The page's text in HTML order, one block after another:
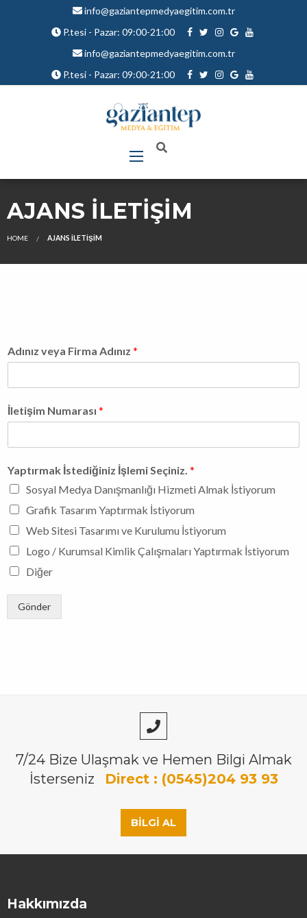
info@gaziantepmedyaegitim.com.tr
P.tesi - Pazar: 09:00-21:00
info@gaziantepmedyaegitim.com.tr
P.tesi - Pazar: 09:00-21:00
AJANS İLETIŞIM
HOME AJANS İLETIŞIM
Adınız veya Firma Adınız *
İletişim Numarası *
Yaptırmak İstediğiniz İşlemi Seçiniz. *
Sosyal Medya Danışmanlığı Hizmeti Almak İstiyorum
Grafik Tasarım Yaptırmak İstiyorum
Web Sitesi Tasarımı ve Kurulumu İstiyorum
Logo / Kurumsal Kimlik Çalışmaları Yaptırmak İstiyorum
Diğer
Gönder
7/24 Bize Ulaşmak ve Hemen Bilgi Almak
İsterseniz
Direct : (0545)204 93 93
BILGI AL
Hakkımızda